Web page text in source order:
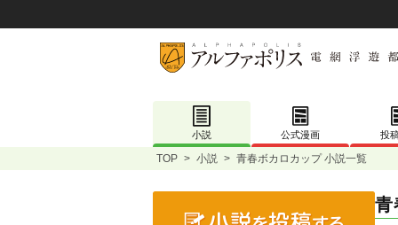
小説 公式漫画 投
TOP > 小説 > 青春ボカロカップ 小説一覧
青